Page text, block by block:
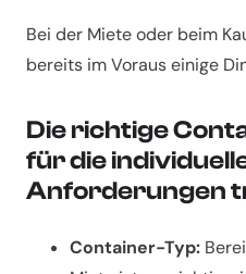
Bei der Miete oder beim
bereits im Voraus einige
Die richtige
für die
Anforderungen
Container-Typ: